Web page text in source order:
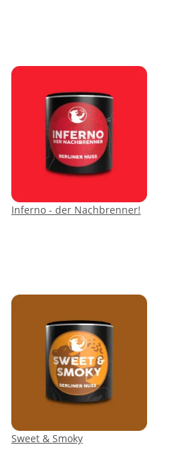
Inferno - der Nachbrenner!
Sweet & Smoky